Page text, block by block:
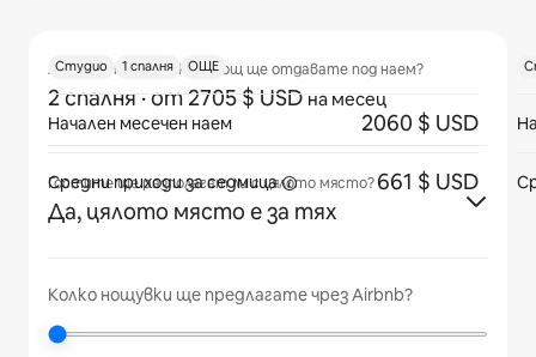
Апартамент с каква площ ще отдавате под наем?
2 спалня · от 2705 $ USD на месец
Гостите ще разполагат ли с цялото място?
Да, цялото място е за тях
Колко нощувки ще предлагате чрез Airbnb?
Студио 1 спалня ОЩЕ
Начален месечен наем 2060 $ USD
Средни приходиза седмица 661 $ USD